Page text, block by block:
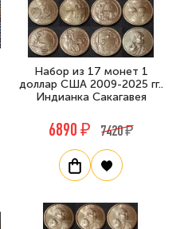
Набор из 17 монет 1
доллар США 2009-2025 гг..
Индианка Сакагавея
6890 ₽ 7420 ₽